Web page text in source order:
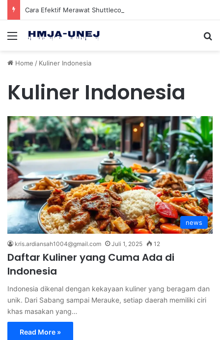
Menu
Home / Kuliner Indonesia
Kuliner Indonesia
news
kris.ardiansah1004@gmail.com Juli 1, 2025 12
Daftar Kuliner yang Cuma Ada di
Indonesia
Indonesia dikenal dengan kekayaan kuliner yang beragam dan
unik. Dari Sabang sampai Merauke, setiap daerah memiliki ciri
khas masakan yang…
Read More »